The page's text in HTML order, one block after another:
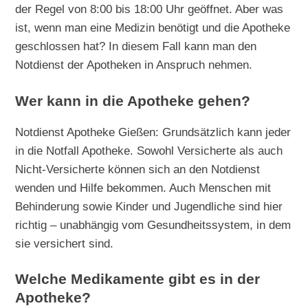
der Regel von 8:00 bis 18:00 Uhr geöffnet. Aber was
ist, wenn man eine Medizin benötigt und die Apotheke
geschlossen hat? In diesem Fall kann man den
Notdienst der Apotheken in Anspruch nehmen.
Wer kann in die Apotheke gehen?
Notdienst Apotheke Gießen: Grundsätzlich kann jeder
in die Notfall Apotheke. Sowohl Versicherte als auch
Nicht-Versicherte können sich an den Notdienst
wenden und Hilfe bekommen. Auch Menschen mit
Behinderung sowie Kinder und Jugendliche sind hier
richtig – unabhängig vom Gesundheitssystem, in dem
sie versichert sind.
Welche Medikamente gibt es in der
Apotheke?